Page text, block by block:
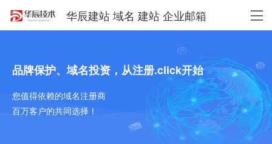
华辰建站 域名 建站 企业邮箱
品牌保护、域名投资，从注册.click开始
您值得依赖的域名注册商
百万客户的共同选择！